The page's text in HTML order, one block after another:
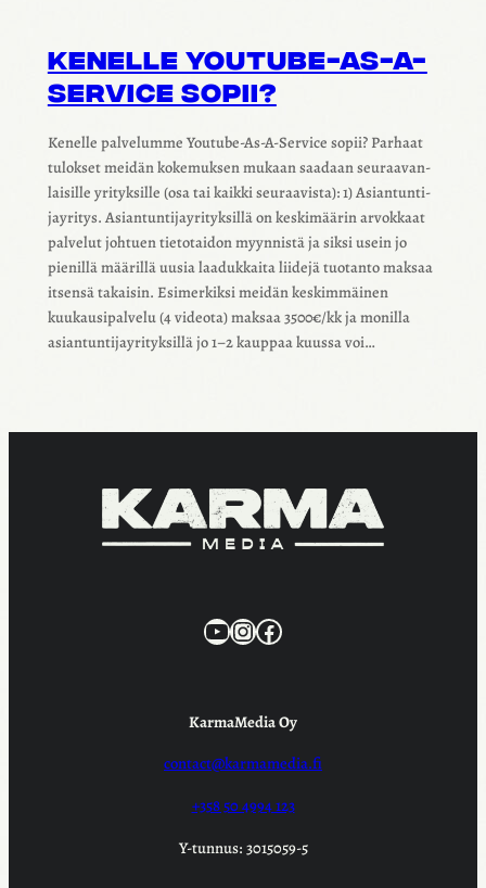
KENELLE YOUTUBE-AS-A-
SERVICE SOPII?
Kenelle palve­lumme Youtube-As-A-Service sopii? Parhaat
tulok­set meidän koke­muk­sen mukaan saadaan seuraa­van­
lai­sille yrityk­sille (osa tai kaikki seuraa­vista): 1) Asian­tun­ti­
jay­ri­tys. Asian­tun­ti­jay­ri­tyk­sillä on keski­mää­rin arvok­kaat
palve­lut johtuen tieto­tai­don myyn­nistä ja siksi usein jo
pienillä määrillä uusia laaduk­kaita liidejä tuotanto maksaa
itsensä takai­sin. Esimer­kiksi meidän keskim­mäi­nen
kuukausi­pal­velu (4 videota) maksaa 3500€/kk ja monilla
asian­tun­ti­jay­ri­tyk­sillä jo 1–2 kaup­paa kuussa voi…
KarmaMedia YouTube
Instagram
Facebook
KarmaMedia Oy
contact@karmamedia.fi
+358 50 4994 123
Y-tunnus: 3015059-5